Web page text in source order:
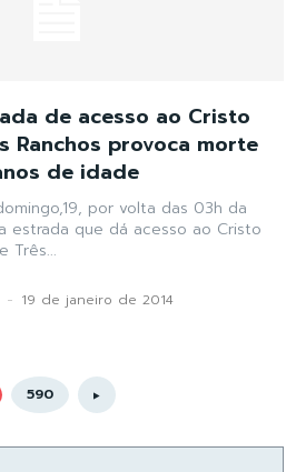
de acesso ao Cristo
Ranchos provoca morte
de idade
por volta das 03h da
estrada que dá acesso ao Cristo
Três...
- 19 de janeiro de 2014
590